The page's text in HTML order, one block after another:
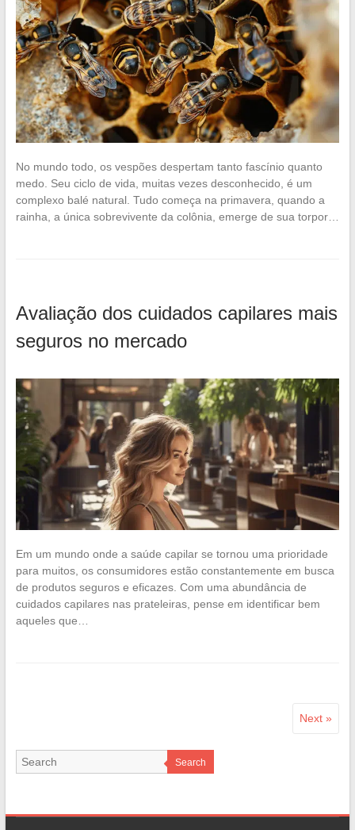
No mundo todo, os vespões despertam tanto fascínio quanto
medo. Seu ciclo de vida, muitas vezes desconhecido, é um
complexo balé natural. Tudo começa na primavera, quando a
rainha, a única sobrevivente da colônia, emerge de sua torpor…
Avaliação dos cuidados capilares mais
seguros no mercado
Em um mundo onde a saúde capilar se tornou uma prioridade
para muitos, os consumidores estão constantemente em busca
de produtos seguros e eficazes. Com uma abundância de
cuidados capilares nas prateleiras, pense em identificar bem
aqueles que…
Next »
Search